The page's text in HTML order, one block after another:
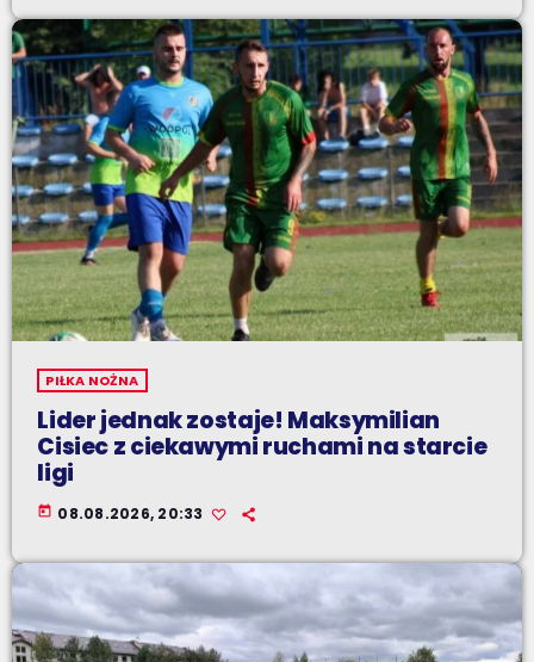
PIŁKA NOŻNA
Lider jednak zostaje! Maksymilian
Cisiec z ciekawymi ruchami na starcie
ligi
today 08.08.2026, 20:33